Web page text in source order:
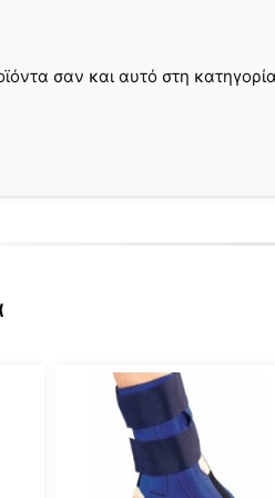
σαν και αυτό στη κατηγορία
πολλαπλές